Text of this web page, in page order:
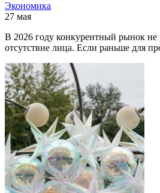
Экономика
27 мая
В 2026 году конкурентный рынок не
отсутствие лица. Если раньше для